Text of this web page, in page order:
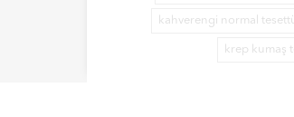
kahverengi normal
krep kumaş